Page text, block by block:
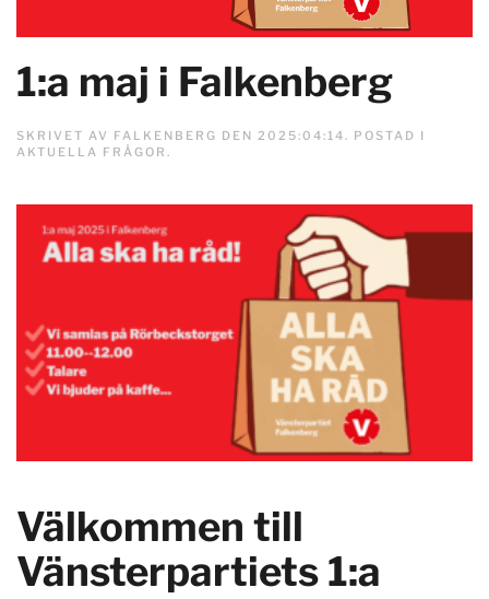
1:a maj i Falkenberg
SKRIVET AV FALKENBERG DEN 2025:04:14 . POSTAD I
AKTUELLA FRÅGOR .
Välkommen till
Vänsterpartiets 1:a